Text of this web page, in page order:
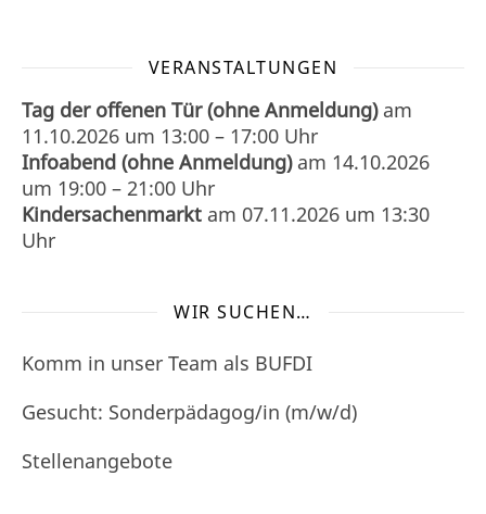
VERANSTALTUNGEN
Tag der offenen Tür (ohne Anmeldung)am
11.10.2026 um 13:00 – 17:00 Uhr
Infoabend (ohne Anmeldung)am 14.10.2026
um 19:00 – 21:00 Uhr
Kindersachenmarkt am 07.11.2026 um 13:30
Uhr
WIR SUCHEN…
Komm in unser Team als BUFDI
Gesucht: Sonderpädagog/in (m/w/d)
Stellenangebote